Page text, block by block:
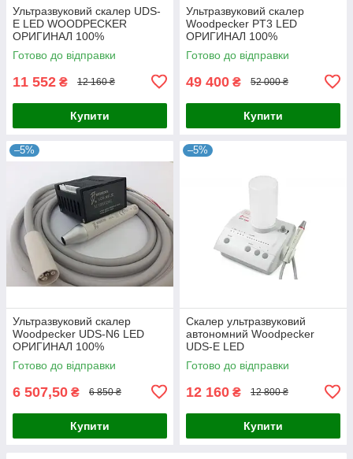
Ультразвуковий скалер UDS-
E LED WOODPECKER
ОРИГИНАЛ 100%
Готово до відправки
11 552 ₴ 12 160 ₴
Купити
Ультразвуковий скалер
Woodpecker PT3 LED
ОРИГИНАЛ 100%
Готово до відправки
49 400 ₴ 52 000 ₴
Купити
–5%
Ультразвуковий скалер
Woodpecker UDS-N6 LED
ОРИГИНАЛ 100%
Готово до відправки
6 507,50 ₴ 6 850 ₴
Купити
–5%
Скалер ультразвуковий
автономний Woodpecker
UDS-E LED
Готово до відправки
12 160 ₴ 12 800 ₴
Купити